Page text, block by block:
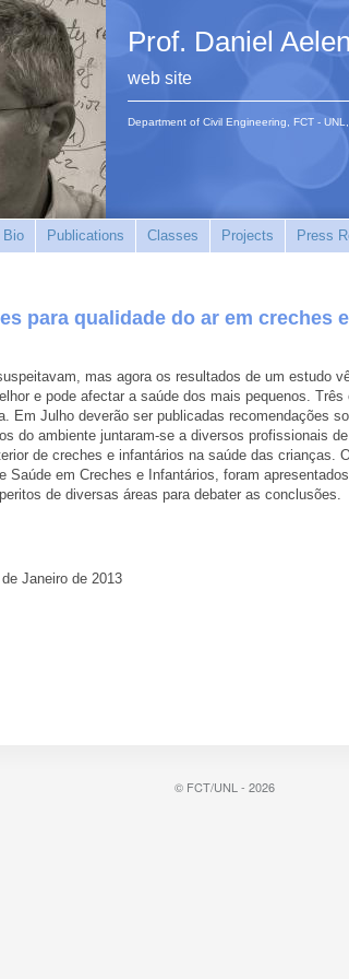
Prof. Daniel
web site
Department of Civil Engineering, FCT -
Bio Publications Classes Projects Press
para qualidade do ar em creches
mas agora os resultados de um estudo
e pode afectar a saúde dos mais pequenos.
Em Julho deverão ser publicadas recomendações
do ambiente juntaram-se a diversos profissionais
de creches e infantários na saúde das crianças.
Saúde em Creches e Infantários, foram
de diversas áreas para debater as conclusões.
Janeiro de 2013
© FCT/UNL - 2026